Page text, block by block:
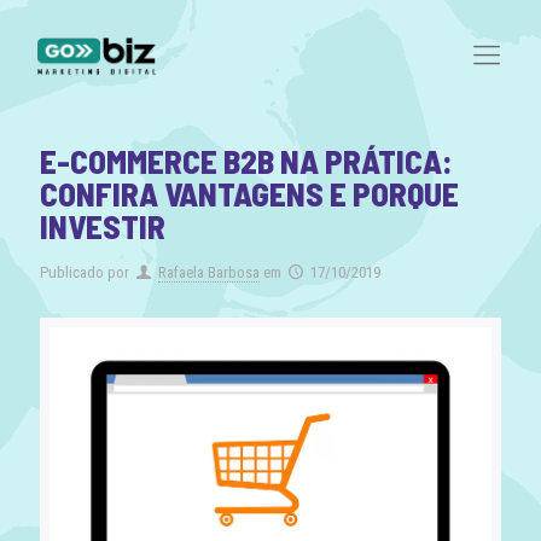
E-COMMERCE B2B NA PRÁTICA:
CONFIRA VANTAGENS E PORQUE
INVESTIR
Publicado por Rafaela Barbosa em 17/10/2019